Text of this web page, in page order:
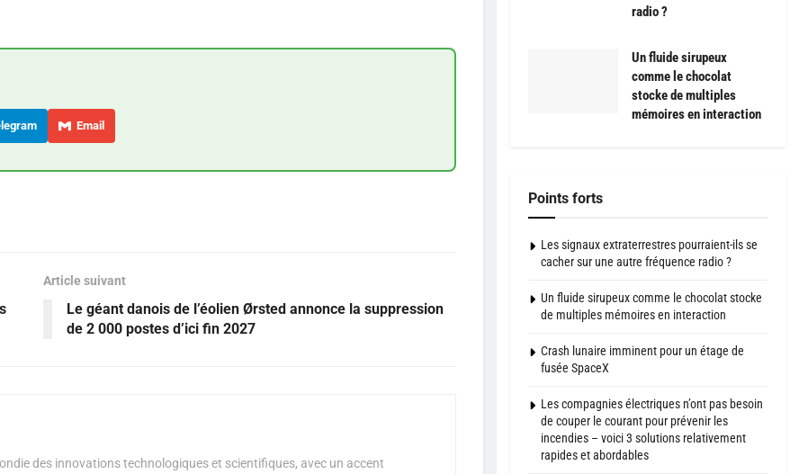
Email
Article suivant
Le géant danois de l’éolien Ørsted annonce la suppression
de 2 000 postes d’ici fin 2027
des innovations technologiques et scientifiques, avec un accent
radio ?
Un fluide sirupeux
comme le chocolat
stocke de multiples
mémoires en interaction
Points forts
Les signaux extraterrestres pourraient-ils se
cacher sur une autre fréquence radio ?
Un fluide sirupeux comme le chocolat stocke
de multiples mémoires en interaction
Crash lunaire imminent pour un étage de
fusée SpaceX
Les compagnies électriques n’ont pas besoin
de couper le courant pour prévenir les
incendies – voici 3 solutions relativement
rapides et abordables